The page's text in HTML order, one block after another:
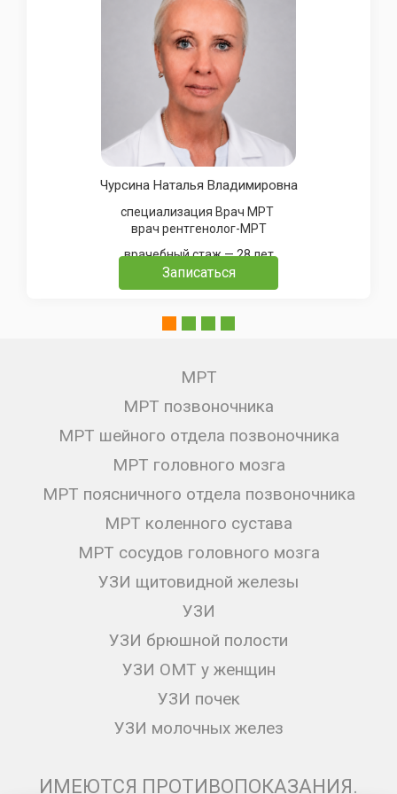
Чурсина Наталья Владимировна
специализация Врач МРТ
врач рентгенолог-МРТ
врачебный стаж — 28 лет
Записаться
МРТ
МРТ позвоночника
МРТ шейного отдела позвоночника
МРТ головного мозга
МРТ поясничного отдела позвоночника
МРТ коленного сустава
МРТ сосудов головного мозга
УЗИ щитовидной железы
УЗИ
УЗИ брюшной полости
УЗИ ОМТ у женщин
УЗИ почек
УЗИ молочных желез
ИМЕЮТСЯ ПРОТИВОПОКАЗАНИЯ.